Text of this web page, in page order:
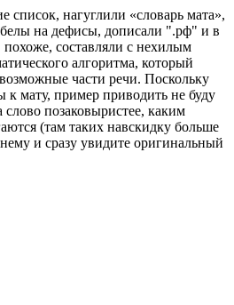
список, нагуглили «словарь мата»,
на дефисы, дописали ".рф" и в
составляли с нехилым
алгоритма, который
части речи. Поскольку
к мату, пример приводить не буду
позаковыристее, каким
(там таких навскидку больше
и сразу увидите оригинальный